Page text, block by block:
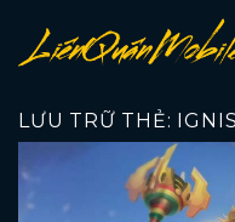
qua
nội
dung
LƯU TRỮ THẺ: IGNIS